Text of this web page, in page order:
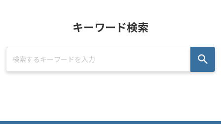
キーワード検索